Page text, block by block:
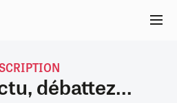
débattez...